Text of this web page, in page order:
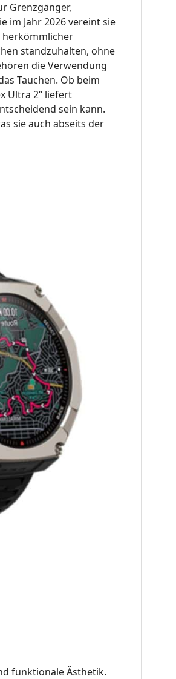
Grenzgänger,
im Jahr 2026 vereint sie
herkömmlicher
standzuhalten, ohne
die Verwendung
Tauchen. Ob beim
Ultra 2“ liefert
sein kann.
sie auch abseits der
funktionale Ästhetik.